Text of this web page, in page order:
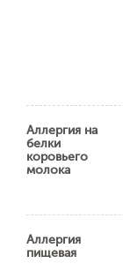
Аллергия на
белки
коровьего
молока
Аллергия
пищевая